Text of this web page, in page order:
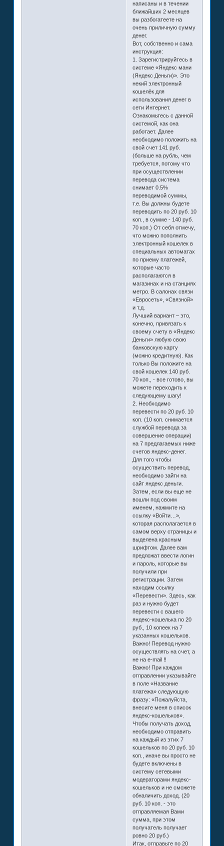
написаны и в течении
ближайших 2 месяцев
вы разбогатеете на
очень приличную сумму
денег.
Вот, собственно и сама
инструкция:
1. Зарегистрируйтесь в
системе «Яндекс мани
(Яндекс Деньги)». Это
некий электронный
кошелёк для
использования денег в
сети Интернет.
Ознакомьтесь с данной
системой, как она
работает. Далее
необходимо положить на
свой счет 141 руб.
(больше на рубль, чем
требуется, потому что
при осуществлении
перевода система
снимает 0.5%
переводимой суммы,
т.е. Вы должны будете
переводить по 20 руб. 10
коп., в сумме - 140 руб.
70 коп.) От себя отмечу,
что можно пополнить
электронный кошелек в
специальных автоматах
по приему платежей,
которые часто
располагаются в
магазинах и на станциях
метро. В салонах связи
«Евросеть», «Связной»
и т.д.
Лучший вариант – это,
конечно, привязать к
своему счету в «Яндекс
Деньги» любую свою
банковскую карту
(можно кредитную). Как
только Вы положите на
свой кошелек 140 руб.
70 коп., - все готово, вы
можете переходить к
следующему шагу!
2. Необходимо
перевести по 20 руб. 10
коп. (10 коп. снимается
службой перевода за
совершение операции)
на 7 предлагаемых ниже
счетов яндекс-денег.
Для того чтобы
осуществить перевод,
необходимо зайти на
сайт яндекс деньги.
Затем, если вы еще не
вошли под своим
именем, нажмите на
ссылку «Войти…»,
которая располагается в
самом верху страницы и
выделена красным
шрифтом. Далее вам
предложат ввести логин
и пароль, которые вы
получили при
регистрации. Затем
находим ссылку
«Перевести». Здесь, как
раз и нужно будет
перевести с вашего
яндекс-кошелька по 20
руб., 10 копеек на 7
указанных кошельков.
Важно! Перевод нужно
осуществлять на счет, а
не на e-mail !!
Важно! При каждом
отправлении указывайте
в поле «Название
платежа» следующую
фразу: «Пожалуйста,
внесите меня в список
яндекс-кошельков».
Чтобы получать доход,
необходимо отправить
на каждый из этих 7
кошельков по 20 руб. 10
коп., иначе вы просто не
будете включены в
систему сетевыми
модераторами яндекс-
кошельков и не сможете
обналичить доход. (20
руб. 10 коп. - это
отправляемая Вами
сумма, при этом
получатель получает
ровно 20 руб.)
Итак, отправьте по 20